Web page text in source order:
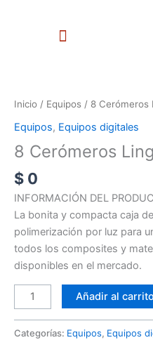
Menu
Inicio / Equipos / 8 Cerómeros
Equipos, Equipos digitales
8 Cerómeros
$ 0
INFORMACIÓN DEL
La bonita y compacta caja
polimerización por luz para
todos los composites y
disponibles en el mercado.
Linght
cantidad
Añadir al carrito
Categorías: Equipos, Equipos